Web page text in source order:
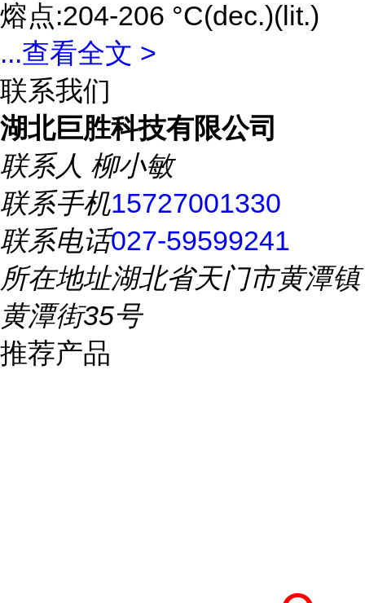
熔点:204-206 °C(dec.)(lit.)
...查看全文 >
联系我们
湖北巨胜科技有限公司
联系人 柳小敏
联系手机15727001330
联系电话027-59599241
所在地址湖北省天门市黄潭镇
黄潭街35号
推荐产品